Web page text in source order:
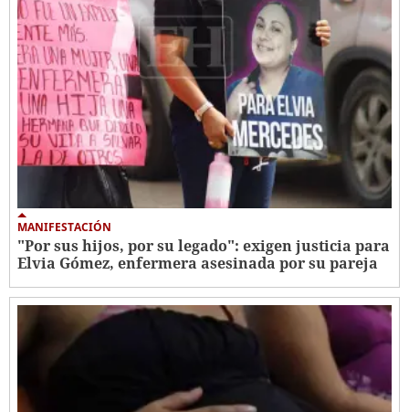
MANIFESTACIÓN
"Por sus hijos, por su legado": exigen justicia para
Elvia Gómez, enfermera asesinada por su pareja